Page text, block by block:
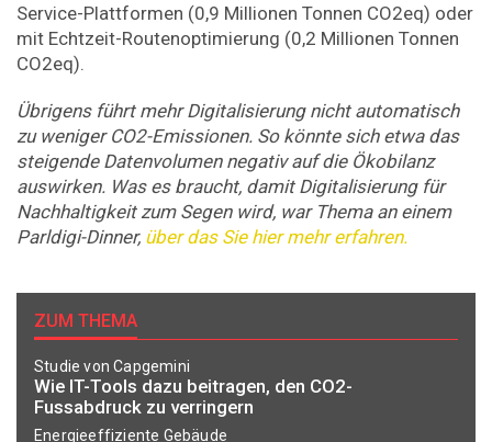
Service-Plattformen (0,9 Millionen Tonnen CO2eq) oder
mit Echtzeit-Routenoptimierung (0,2 Millionen Tonnen
CO2eq).
Übrigens führt mehr Digitalisierung nicht automatisch
zu weniger CO2-Emissionen. So könnte sich etwa das
steigende Datenvolumen negativ auf die Ökobilanz
auswirken. Was es braucht, damit Digitalisierung für
Nachhaltigkeit zum Segen wird, war Thema an einem
Parldigi-Dinner, über das Sie hier mehr erfahren.
ZUM THEMA
Studie von Capgemini
Wie IT-Tools dazu beitragen, den CO2-
Fussabdruck zu verringern
Energieeffiziente Gebäude